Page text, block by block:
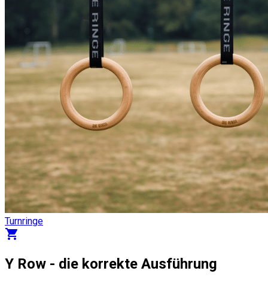
Turnringe
shopping_cart
Y Row - die korrekte Ausführung